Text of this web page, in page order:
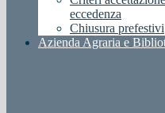
eccedenza
Chiusura prefestivi
Azienda Agraria e